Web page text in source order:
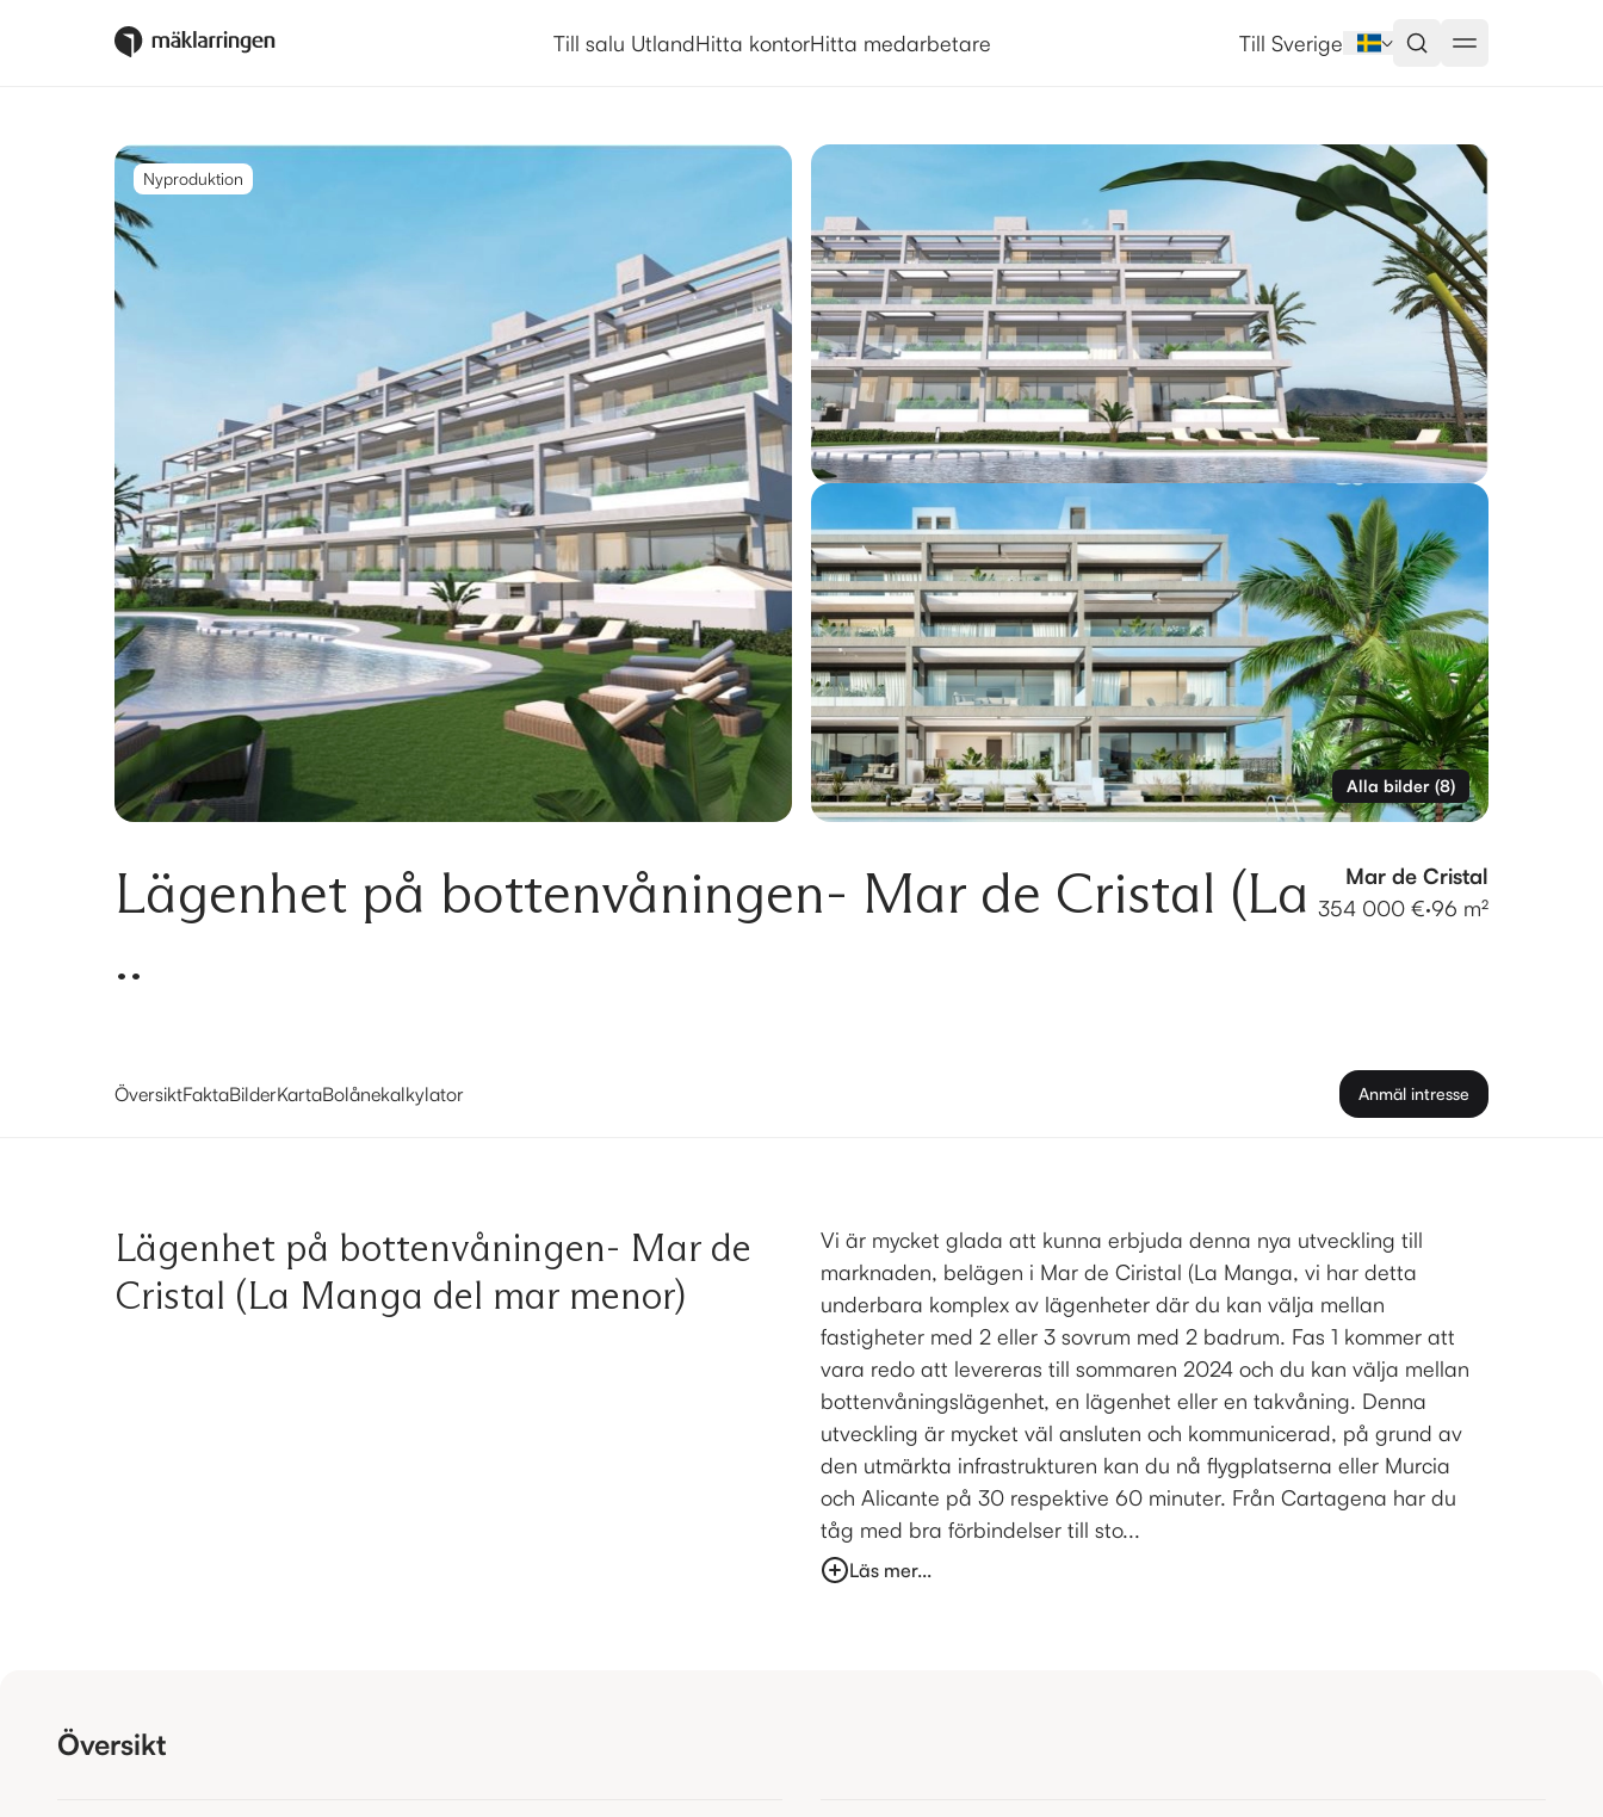
Till salu UtlandHitta kontorHitta medarbetare Till Sverige
Nyproduktion
Alla bilder(8)
Lägenhet på bottenvåningen- Mar de Cristal (La
..
Mar de Cristal
354 000 €·96 m²
ÖversiktFaktaBilderKartaBolånekalkylator Anmäl intresse
Lägenhet på bottenvåningen- Mar de
Cristal (La Manga del mar menor)
Vi är mycket glada att kunna erbjuda denna nya utveckling till
marknaden, belägen i Mar de Ciristal (La Manga, vi har detta
underbara komplex av lägenheter där du kan välja mellan
fastigheter med 2 eller 3 sovrum med 2 badrum. Fas 1 kommer att
vara redo att levereras till sommaren 2024 och du kan välja mellan
bottenvåningslägenhet, en lägenhet eller en takvåning. Denna
utveckling är mycket väl ansluten och kommunicerad, på grund av
den utmärkta infrastrukturen kan du nå flygplatserna eller Murcia
och Alicante på 30 respektive 60 minuter. Från Cartagena har du
tåg med bra förbindelser till sto...
Läs mer...
Översikt